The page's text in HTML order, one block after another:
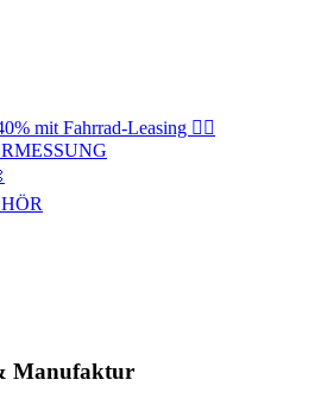
mit Fahrrad-Leasing 🚴‍♂️
Manufaktur